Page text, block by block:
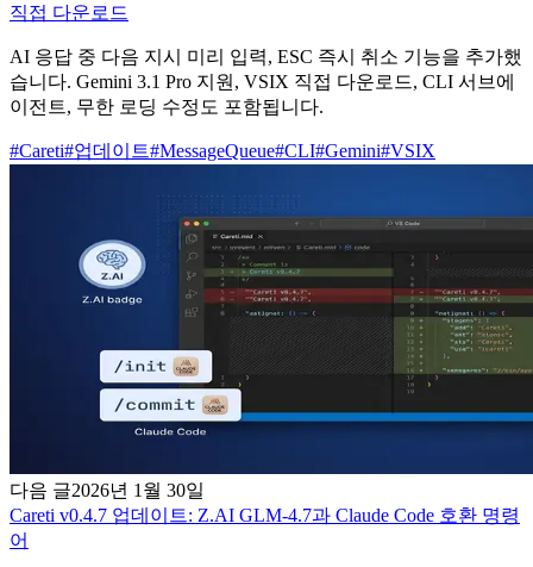
직접 다운로드
AI 응답 중 다음 지시 미리 입력, ESC 즉시 취소 기능을 추가했
습니다. Gemini 3.1 Pro 지원, VSIX 직접 다운로드, CLI 서브에
이전트, 무한 로딩 수정도 포함됩니다.
#Careti#업데이트#MessageQueue#CLI#Gemini#VSIX
다음 글2026년 1월 30일
Careti v0.4.7 업데이트: Z.AI GLM-4.7과 Claude Code 호환 명령
어